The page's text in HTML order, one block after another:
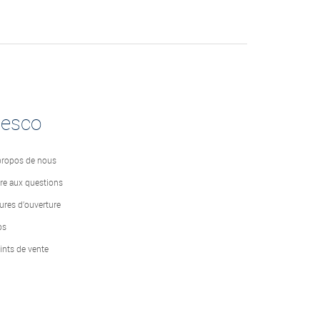
de nous
aux questions
d’ouverture
de vente